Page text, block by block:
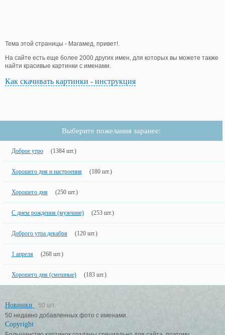
Тема этой страницы - Магамед, привет!.
На сайте есть еще более 2000 других имен, для которых вы можете также
найти красивые картинки с именами.
Как скачивать картинки - инструкция
Выберите пожелания заранее:
Доброе утро (1384 шт.)
Хорошего дня и настроения (180 шт.)
Хорошего дня (250 шт.)
С днем рождения (мужчине) (253 шт.)
Доброго утра декабря (120 шт.)
1 апреля (268 шт.)
Хорошего дня (смешные) (183 шт.)
Новинки
50 шт.
50 недавно добавленных фото с именами.
Copyright